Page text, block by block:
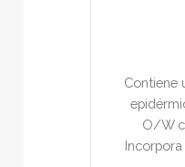
Contiene
O/W